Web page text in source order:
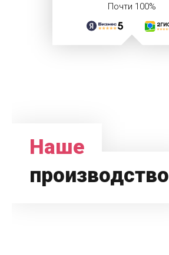
Почти 100%
Наше
производство